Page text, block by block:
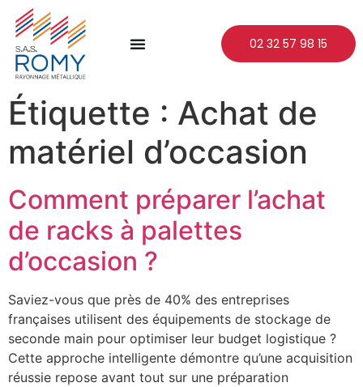
02 32 57 98 15
Étiquette : Achat de
matériel d’occasion
Comment préparer l’achat
de racks à palettes
d’occasion ?
Saviez-vous que près de 40% des entreprises
françaises utilisent des équipements de stockage de
seconde main pour optimiser leur budget logistique ?
Cette approche intelligente démontre qu’une acquisition
réussie repose avant tout sur une préparation